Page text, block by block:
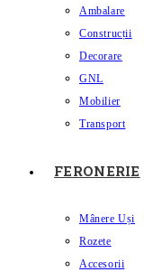
Ambalare
Construcții
Decorare
GNL
Mobilier
Transport
FERONERIE
Mânere Uși
Rozete
Accesorii